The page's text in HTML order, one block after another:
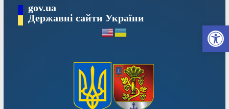
вмісту
gov.ua
Державні сайти України